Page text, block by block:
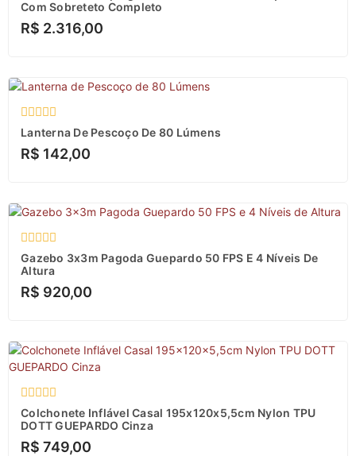
0
de
5
Com Sobreteto Completo
R$ 2.316,00
Avaliação
de
Lanterna De Pescoço De 80 Lúmens
R$ 142,00
Avaliação
0
de
5
Gazebo 3x3m Pagoda Guepardo 50 FPS E 4 Níveis De
Altura
R$ 920,00
Avaliação
0
de
5
Colchonete Inflável Casal 195x120x5,5cm Nylon TPU
DOTT GUEPARDO Cinza
R$ 749,00